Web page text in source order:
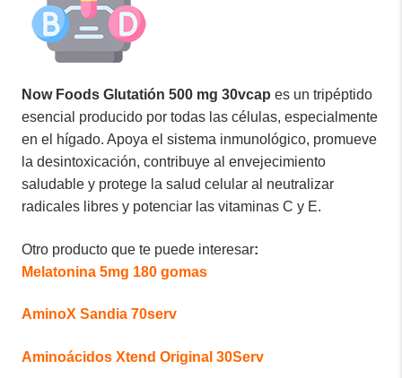
Now Foods Glutatión 500 mg 30vcap es un tripéptido
esencial producido por todas las células, especialmente
en el hígado. Apoya el sistema inmunológico, promueve
la desintoxicación, contribuye al envejecimiento
saludable y protege la salud celular al neutralizar
radicales libres y potenciar las vitaminas C y E.
Otro producto que te puede interesar:
Melatonina 5mg 180 gomas
AminoX Sandia 70serv
Aminoácidos Xtend Original 30Serv